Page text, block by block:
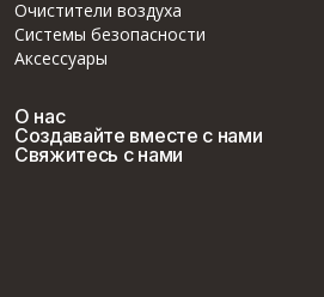
Очистители воздуха
Системы безопасности
Аксессуары
О нас
Создавайте вместе с нами
Свяжитесь с нами